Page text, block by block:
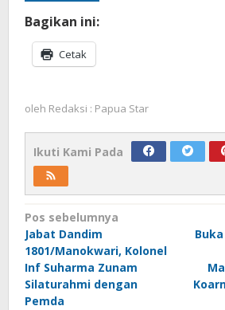
Bagikan ini:
Cetak
oleh Redaksi : Papua Star
Ikuti Kami Pada
Navigasi
pos
Pos sebelumnya
Jabat Dandim
1801/Manokwari, Kolonel
Inf Suharma Zunam
Silaturahmi dengan
Pemda